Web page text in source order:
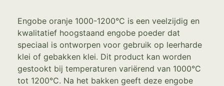
Engobe oranje 1000-1200°C is een veelzijdig en
kwalitatief hoogstaand engobe poeder dat
speciaal is ontworpen voor gebruik op leerharde
klei of gebakken klei. Dit product kan worden
gestookt bij temperaturen variërend van 1000°C
tot 1200°C. Na het bakken geeft deze engobe